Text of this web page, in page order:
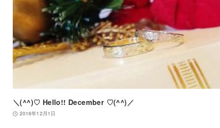
＼(^^)♡ Hello!! December ♡(^^)／
2016年12月1日